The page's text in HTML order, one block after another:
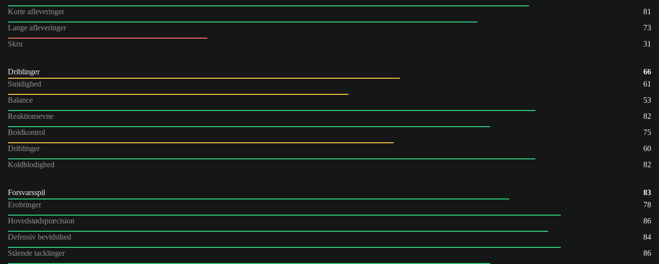
Korte afleveringer
81
Lange afleveringer
73
Skru
31
Driblinger
66
Smidighed
61
Balance
53
Reaktionsevne
82
Boldkontrol
75
Driblinger
60
Koldblodighed
82
Forsvarsspil
83
Erobringer
78
Hovedstødspræcision
86
Defensiv bevidsthed
84
Stående tacklinger
86